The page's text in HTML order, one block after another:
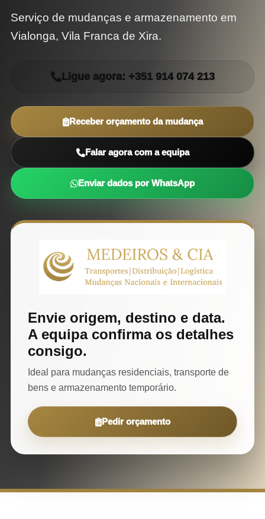
Serviço de mudanças e armazenamento em
Vialonga, Vila Franca de Xira.
Ligue agora: +351 914 074 213
Receber orçamento da mudança
Falar agora com a equipa
Enviar dados por WhatsApp
Envie origem, destino e data.
A equipa confirma os detalhes
consigo.
Ideal para mudanças residenciais, transporte de
bens e armazenamento temporário.
Pedir orçamento